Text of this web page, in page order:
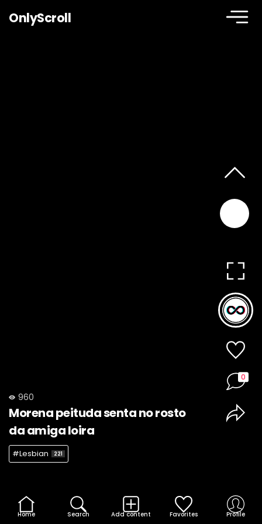
OnlyScroll
960
Morena peituda senta no rosto
da amiga loira
#Lesbian 221
0
Home Search Add content Favorites Profile